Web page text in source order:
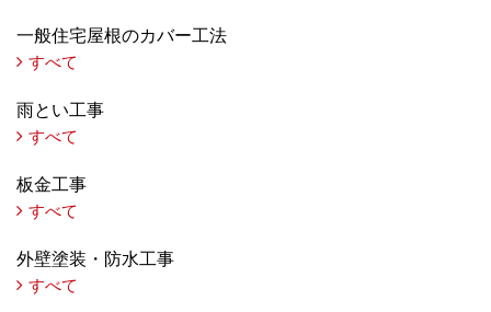
一般住宅屋根のカバー工法
すべて
雨とい工事
すべて
板金工事
すべて
外壁塗装・防水工事
すべて